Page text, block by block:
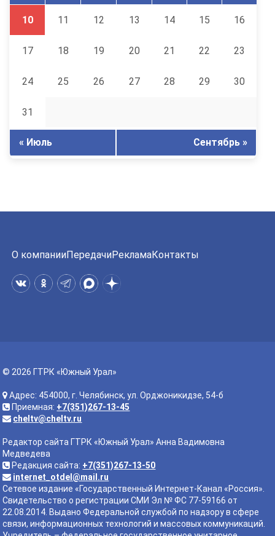
10 11 12 13 14 15 16
17 18 19 20 21 22 23
24 25 26 27 28 29 30
31
« Июль Сентябрь »
О компанииПередачиРекламаКонтакты
© 2026 ГТРК «Южный Урал»
Адрес: 454000, г. Челябинск, ул. Орджоникидзе, 54-б
Приемная: +7(351)267-13-45
cheltv@cheltv.ru
Редактор сайта ГТРК «Южный Урал» Анна Вадимовна
Медведева
Редакция сайта: +7(351)267-13-50
internet_otdel@mail.ru
Сетевое издание «Государственный Интернет-Канал «Россия».
Свидетельство о регистрации СМИ Эл № ФС 77-59166 от
22.08.2014. Выдано Федеральной службой по надзору в сфере
связи, информационных технологий и массовых коммуникаций.